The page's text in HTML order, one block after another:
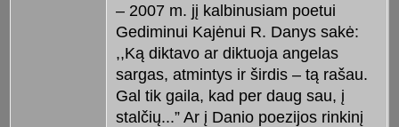
– 2007 m. jį kalbinusiam poetui
Gediminui Kajėnui R. Danys sakė:
,,Ką diktavo ar diktuoja angelas
sargas, atmintys ir širdis – tą rašau.
Gal tik gaila, kad per daug sau, į
stalčių...” Ar į Danio poezijos rinkinį